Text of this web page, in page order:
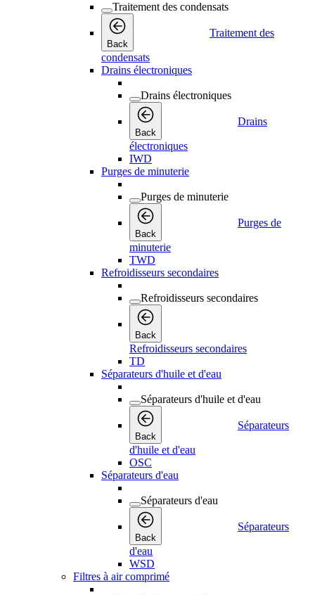
Traitement des condensats
Back
Traitement des
condensats
Drains électroniques
Drains électroniques
Back
Drains
électroniques
IWD
Purges de minuterie
Purges de minuterie
Back
Purges de
minuterie
TWD
Refroidisseurs secondaires
Refroidisseurs secondaires
Back
Refroidisseurs secondaires
TD
Séparateurs d'huile et d'eau
Séparateurs d'huile et d'eau
Back
Séparateurs
d'huile et d'eau
OSC
Séparateurs d'eau
Séparateurs d'eau
Back
Séparateurs
d'eau
WSD
Filtres à air comprimé